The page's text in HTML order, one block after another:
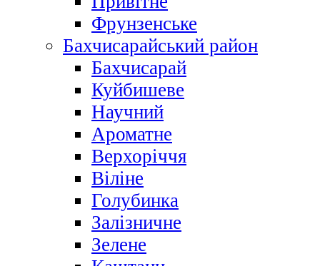
Фрунзенське
Бахчисарайський район
Бахчисарай
Куйбишеве
Научний
Ароматне
Верхоріччя
Віліне
Голубинка
Залізничне
Зелене